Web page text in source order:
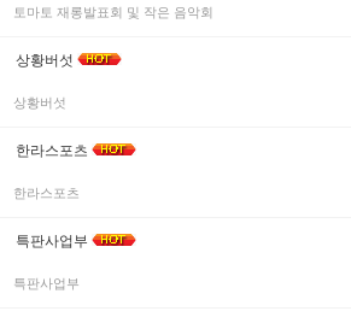
토마토 재롱발표회 및 작은 음악회
상황버섯
상황버섯
한라스포츠
한라스포츠
특판사업부
특판사업부